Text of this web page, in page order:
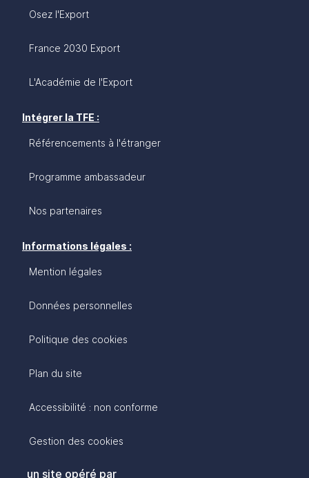
Osez l'Export
France 2030 Export
L'Académie de l'Export
Intégrer la TFE :
Référencements à l'étranger
Programme ambassadeur
Nos partenaires
Informations légales :
Mention légales
Données personnelles
Politique des cookies
Plan du site
Accessibilité : non conforme
Gestion des cookies
un site opéré par